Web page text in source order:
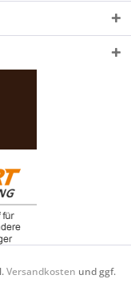
Versandkosten und ggf.